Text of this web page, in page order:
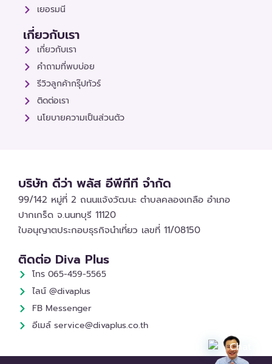
เยอรมนี
เกี่ยวกับเรา
เกี่ยวกับเรา
คำถามที่พบบ่อย
รีวิวลูกค้ากรุ๊ปทัวร์
ติดต่อเรา
นโยบายความเป็นส่วนตัว
บริษัท ดีว่า พลัส อีพีทีที จำกัด
99/142 หมู่ที่ 2 ถนนแจ้งวัฒนะ ตำบลคลองเกลือ อำเภอ
ปากเกร็ด จ.นนทบุรี 11120
ใบอนุญาตประกอบธุรกิจนำเที่ยว เลขที่ 11/08150
ติดต่อ Diva Plus
โทร 065-459-5565
ไลน์ @divaplus
FB Messenger
อีเมล์ service@divaplus.co.th